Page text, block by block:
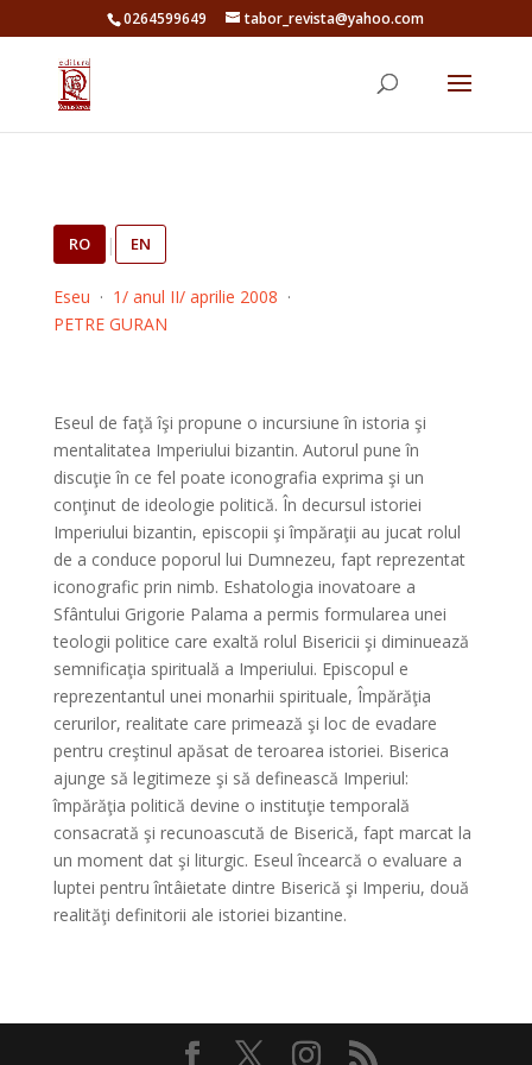
0264599649 tabor_revista@yahoo.com
RO | EN
Eseu · 1/ anul II/ aprilie 2008 ·
PETRE GURAN
Eseul de faţă îşi propune o incursiune în istoria şi
mentalitatea Imperiului bizantin. Autorul pune în
discuţie în ce fel poate iconografia exprima şi un
conţinut de ideologie politică. În decursul istoriei
Imperiului bizantin, episcopii şi împăraţii au jucat rolul
de a conduce poporul lui Dumnezeu, fapt reprezentat
iconografic prin nimb. Eshatologia inovatoare a
Sfântului Grigorie Palama a permis formularea unei
teologii politice care exaltă rolul Bisericii şi diminuează
semnificaţia spirituală a Imperiului. Episcopul e
reprezentantul unei monarhii spirituale, Împărăţia
cerurilor, realitate care primează şi loc de evadare
pentru creştinul apăsat de teroarea istoriei. Biserica
ajunge să legitimeze şi să definească Imperiul:
împărăţia politică devine o instituţie temporală
consacrată şi recunoascută de Biserică, fapt marcat la
un moment dat şi liturgic. Eseul încearcă o evaluare a
luptei pentru întâietate dintre Biserică şi Imperiu, două
realităţi definitorii ale istoriei bizantine.